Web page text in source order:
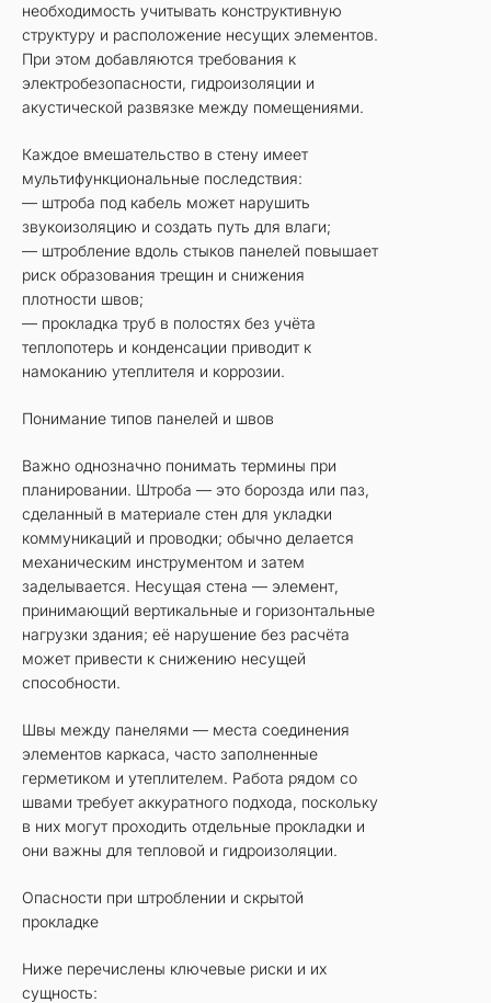
необходимость учитывать конструктивную
структуру и расположение несущих элементов.
При этом добавляются требования к
электробезопасности, гидроизоляции и
акустической развязке между помещениями.
Каждое вмешательство в стену имеет
мультифункциональные последствия:
— штроба под кабель может нарушить
звукоизоляцию и создать путь для влаги;
— штробление вдоль стыков панелей повышает
риск образования трещин и снижения
плотности швов;
— прокладка труб в полостях без учёта
теплопотерь и конденсации приводит к
намоканию утеплителя и коррозии.
Понимание типов панелей и швов
Важно однозначно понимать термины при
планировании. Штроба — это борозда или паз,
сделанный в материале стен для укладки
коммуникаций и проводки; обычно делается
механическим инструментом и затем
заделывается. Несущая стена — элемент,
принимающий вертикальные и горизонтальные
нагрузки здания; её нарушение без расчёта
может привести к снижению несущей
способности.
Швы между панелями — места соединения
элементов каркаса, часто заполненные
герметиком и утеплителем. Работа рядом со
швами требует аккуратного подхода, поскольку
в них могут проходить отдельные прокладки и
они важны для тепловой и гидроизоляции.
Опасности при штроблении и скрытой
прокладке
Ниже перечислены ключевые риски и их
сущность: